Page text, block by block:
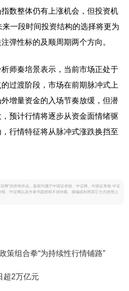
数整体仍有上涨机会，但投资机
一段时间投资结构的选择将更为
弹性标的及顺周期两个方向。
秦培景表示，当前市场正处于
过渡阶段，市场在前期脉冲式上
增量资金的入场节奏放缓，但潜
预计行情将逐步从资金面情绪驱
行情特征将从脉冲式涨跌换挡至
网”的所有作品，版权均属于中国证券报、中证网。中国证券报·中证
、中证网以及作者书面授权不得转载、摘编或利用其它方式使用上
策组合拳“为持续性行情铺路”
超2万亿元